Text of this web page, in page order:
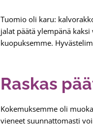
Tuomio oli karu:
jalat päätä ylempänä
kuopuksemme.
Raskas
Kokemuksemme oli
vieneet suunnattomasti